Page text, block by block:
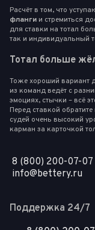
Расчёт в том, что
фланги и стремиться
для ставки на тотал
так и индивидуальный
Тотал больше
Тоже хороший вариант
из команд ведёт с
эмоциях, стычки – всё
Перед ставкой
судей очень высокий
карман за карточкой
8 (800) 200-07-07
info@bettery.ru
Поддержка 24/7